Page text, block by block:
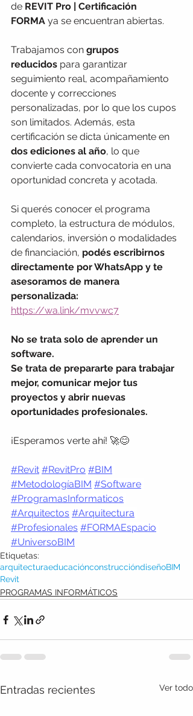
de REVIT Pro | Certificación
FORMA ya se encuentran abiertas.
Trabajamos con grupos
reducidos para garantizar
seguimiento real, acompañamiento
docente y correcciones
personalizadas, por lo que los cupos
son limitados. Además, esta
certificación se dicta únicamente en
dos ediciones al año, lo que
convierte cada convocatoria en una
oportunidad concreta y acotada.
Si querés conocer el programa
completo, la estructura de módulos,
calendarios, inversión o modalidades
de financiación, podés escribirnos
directamente por WhatsApp y te
asesoramos de manera
personalizada:
https://wa.link/mvvwc7
No se trata solo de aprender un
software.
Se trata de prepararte para trabajar
mejor, comunicar mejor tus
proyectos y abrir nuevas
oportunidades profesionales.
¡Esperamos verte ahí! 🚀😊
#Revit #RevitPro #BIM
#MetodologíaBIM #Software
#ProgramasInformaticos
#Arquitectos #Arquitectura
#Profesionales #FORMAEspacio
#UniversoBIM
Etiquetas:
arquitecturaeducaciónconstruccióndiseñoBIM
Revit
PROGRAMAS INFORMÁTICOS
Entradas recientes Ver todo